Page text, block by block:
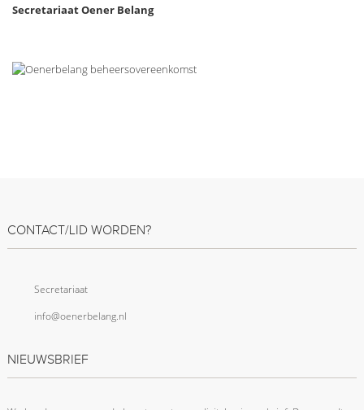
Secretariaat Oener Belang
CONTACT/LID WORDEN?
Secretariaat
info@oenerbelang.nl
NIEUWSBRIEF